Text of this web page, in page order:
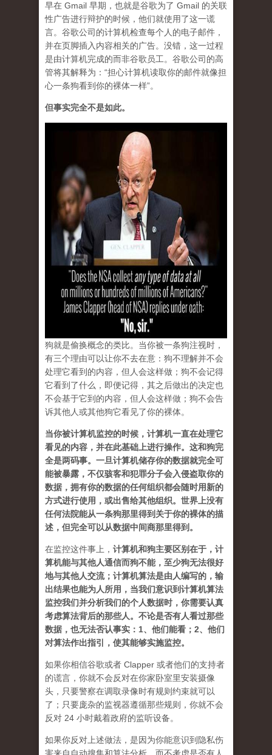
早在 Gmail 早期，也就是谷歌为了 Gmail 的关联
性广告进行辩护的时候，他们就使用了这一谎
言。谷歌公司的计算机检查每个人的电子邮件，
并在页脚插入内容相关的广告。没错，这一过程
是由计算机完成的而非谷歌员工。 谷歌公司的高
管将其解释为：“担心计算机读取你的邮件就像担
心一条狗看到你的裸体一样”。
但事实完全不是如此。
狗就是偷换概念的类比。当你被一条狗注视时，
有三个理由可以让你不去在意：狗不理解并不会
处理它看到的内容，但人会这样做；狗不会记得
它看到了什么，即便记得，其之后做出的决定也
不会基于它到的内容，但人会这样做；狗不会告
诉其他人或其他狗它看见了你的裸体。
当你被计算机监控的时候，计算机一直在处理它
看见的内容，并在此基础上进行操作。这和狗完
全是两码事。一旦计算机储存你的数据就完全可
能被暴露，不仅骇客和犯罪分子会入侵盗取你的
数据，拥有你的数据的任何组织都会随时用新的
方式进行使用，或出售给其他组织。世界上没有
任何法院能从一条狗那里得到关于你的裸体的描
述，但完全可以从数据中间商那里得到。
在监控这件事上， 计算机和狗主要区别在于，计
算机能与其他人通信而狗不能，至少狗无法很好
地与其他人交流；计算机算法是由人编写的，输
出结果也能为人所用，当我们意识到计算机算法
监控我们并分析我们的个人数据时，你需要认真
考虑算法背后的那些人。不论是否有人看过那些
数据，也无法否认事实：1、他们能看；2、他们
对算法作出指引，使其能够实施监控。
如果你相信谷歌或者 Clapper 或者他们的支持者
的谎言，你就不会反对在你家卧室里安装摄像
头，只要警察在调取录像时有规则约束就可以
了；只要庞杂的监视器遵循那些规则，你就不会
反对 24 小时戴着政府的监听设备。
如果你反对上述做法，是因为你能意识到隐私伤